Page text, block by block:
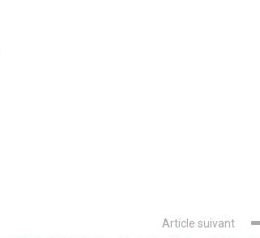
Article suivant